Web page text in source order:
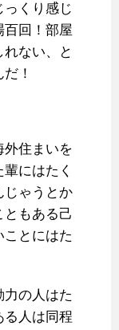
くり感じ
百回！部屋
ない、と
！
外住まいを
にはたく
じゃうとか
もある己
とにはた
力の人はた
る人は同程